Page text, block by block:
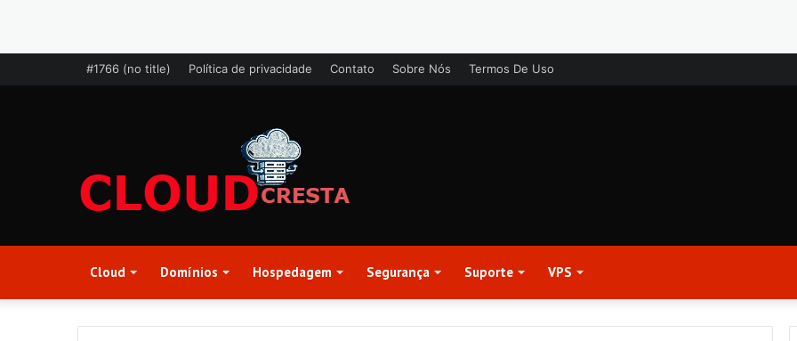
#1766 (no title) Política de privacidade Contato Sobre Nós Termos De Uso
Cloud Domínios Hospedagem Segurança Suporte VPS